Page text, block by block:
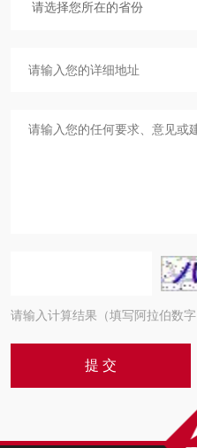
请输入计算结果（填写阿拉伯数